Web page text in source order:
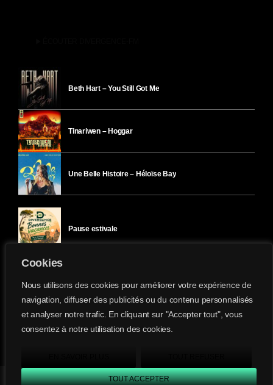
Cookies
Nous utilisons des cookies pour améliorer votre expérience de
navigation, diffuser des publicités ou du contenu personnalisés
et analyser notre trafic. En cliquant sur "Accepter tout", vous
consentez à notre utilisation des cookies.
TOUT ACCEPTER
Divergence FM
Beth Hart – You Still Got Me
Tinariwen – Hoggar
Une Belle Histoire – Héloïse Bay
Pause estivale
Ici l’Ombre – mardi 28 juillet